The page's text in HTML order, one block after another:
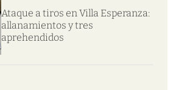
Ataque a tiros en Villa Esperanza:
allanamientos y tres
aprehendidos